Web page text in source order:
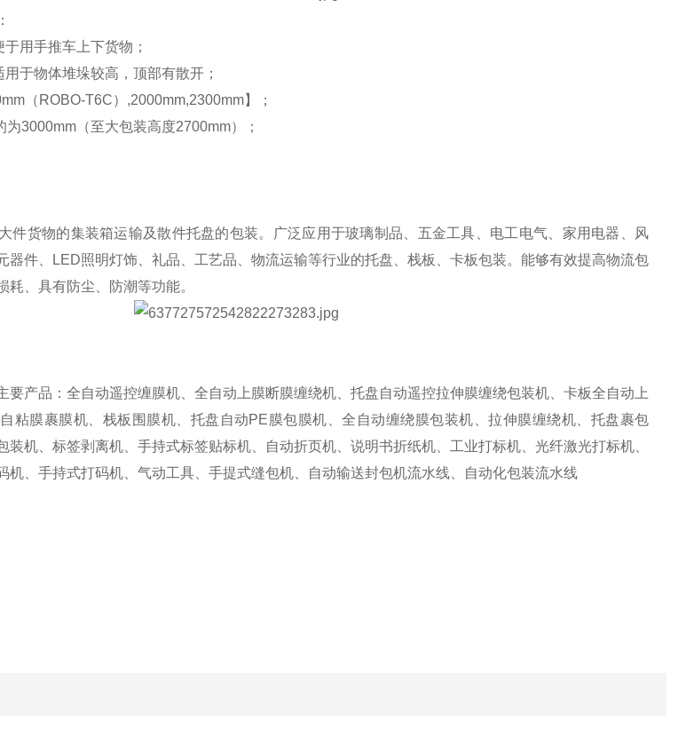
用手推车上下货物；
于物体堆垛较高，顶部有散开；
（ROBO-T6C）,2000mm,2300mm】；
3000mm（至大包装高度2700mm）；
件货物的集装箱运输及散件托盘的包装。广泛应用于玻璃制品、五金工具、电工电气、家用电器、风
器件、LED照明灯饰、礼品、工艺品、物流运输等行业的托盘、栈板、卡板包装。能够有效提高物流包
、具有防尘、防潮等功能。
要产品：全自动遥控缠膜机、全自动上膜断膜缠绕机、托盘自动遥控拉伸膜缠绕包装机、卡板全自动上
粘膜裹膜机、栈板围膜机、托盘自动PE膜包膜机、全自动缠绕膜包装机、拉伸膜缠绕机、托盘裹包
装机、标签剥离机、手持式标签贴标机、自动折页机、说明书折纸机、工业打标机、光纤激光打标机、
机、手持式打码机、气动工具、手提式缝包机、自动输送封包机流水线、自动化包装流水线